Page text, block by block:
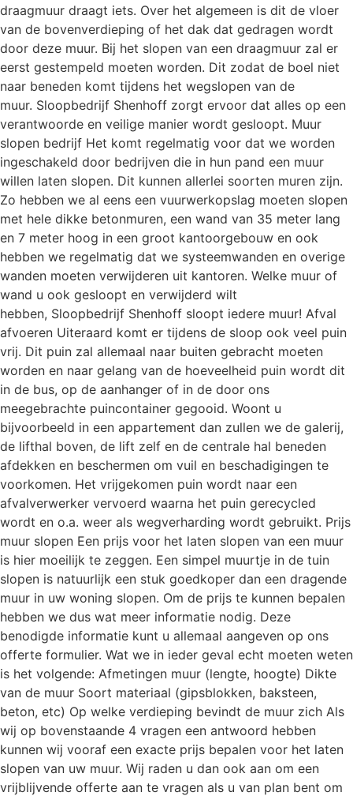
draagmuur draagt iets. Over het algemeen is dit de vloer
van de bovenverdieping of het dak dat gedragen wordt
door deze muur. Bij het slopen van een draagmuur zal er
eerst gestempeld moeten worden. Dit zodat de boel niet
naar beneden komt tijdens het wegslopen van de
muur. Sloopbedrijf Shenhoff zorgt ervoor dat alles op een
verantwoorde en veilige manier wordt gesloopt. Muur
slopen bedrijf Het komt regelmatig voor dat we worden
ingeschakeld door bedrijven die in hun pand een muur
willen laten slopen. Dit kunnen allerlei soorten muren zijn.
Zo hebben we al eens een vuurwerkopslag moeten slopen
met hele dikke betonmuren, een wand van 35 meter lang
en 7 meter hoog in een groot kantoorgebouw en ook
hebben we regelmatig dat we systeemwanden en overige
wanden moeten verwijderen uit kantoren. Welke muur of
wand u ook gesloopt en verwijderd wilt
hebben, Sloopbedrijf Shenhoff sloopt iedere muur! Afval
afvoeren Uiteraard komt er tijdens de sloop ook veel puin
vrij. Dit puin zal allemaal naar buiten gebracht moeten
worden en naar gelang van de hoeveelheid puin wordt dit
in de bus, op de aanhanger of in de door ons
meegebrachte puincontainer gegooid. Woont u
bijvoorbeeld in een appartement dan zullen we de galerij,
de lifthal boven, de lift zelf en de centrale hal beneden
afdekken en beschermen om vuil en beschadigingen te
voorkomen. Het vrijgekomen puin wordt naar een
afvalverwerker vervoerd waarna het puin gerecycled
wordt en o.a. weer als wegverharding wordt gebruikt. Prijs
muur slopen Een prijs voor het laten slopen van een muur
is hier moeilijk te zeggen. Een simpel muurtje in de tuin
slopen is natuurlijk een stuk goedkoper dan een dragende
muur in uw woning slopen. Om de prijs te kunnen bepalen
hebben we dus wat meer informatie nodig. Deze
benodigde informatie kunt u allemaal aangeven op ons
offerte formulier. Wat we in ieder geval echt moeten weten
is het volgende: Afmetingen muur (lengte, hoogte) Dikte
van de muur Soort materiaal (gipsblokken, baksteen,
beton, etc) Op welke verdieping bevindt de muur zich Als
wij op bovenstaande 4 vragen een antwoord hebben
kunnen wij vooraf een exacte prijs bepalen voor het laten
slopen van uw muur. Wij raden u dan ook aan om een
vrijblijvende offerte aan te vragen als u van plan bent om